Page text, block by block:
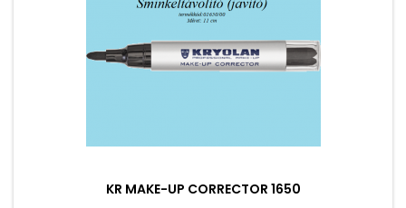
KR MAKE-UP CORRECTOR 1650